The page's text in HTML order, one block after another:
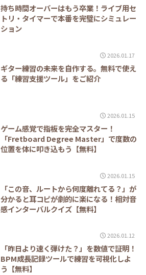
持ち時間オーバーはもう卒業！ライブ用セ
トリ・タイマーで本番を完璧にシミュレー
ション
2026.01.17
ギター練習の未来を自作する。無料で使え
る「練習支援ツール」をご紹介
2026.01.15
ゲーム感覚で指板を完全マスター！
「Fretboard Degree Master」で度数の
位置を体に叩き込もう【無料】
2026.01.15
「この音、ルートから何度離れてる？」が
分かると耳コピが劇的に楽になる！相対音
感インターバルクイズ【無料】
2026.01.12
「昨日より速く弾けた？」を数値で証明！
BPM成長記録ツールで練習を可視化しよ
う【無料】